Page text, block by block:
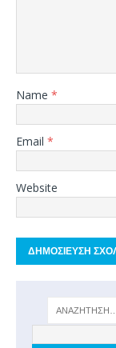
Name *
Email *
Website